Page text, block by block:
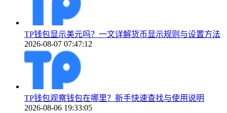
TP钱包显示美元吗？一文详解货币显示规则与设置方法
2026-08-07 07:47:12
TP钱包观察钱包在哪里？新手快速查找与使用说明
2026-08-06 19:33:05